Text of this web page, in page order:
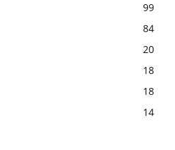
99
84
20
18
18
14